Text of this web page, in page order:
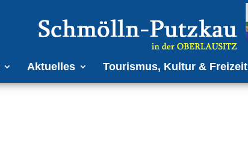
Aktuelles Tourismus, Kultur & Freizeit